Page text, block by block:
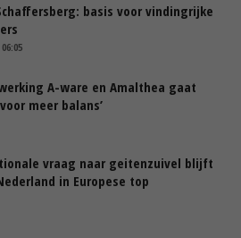
basis voor vindingrijke
A-ware en Amalthea gaat
meer balans’
vraag naar geitenzuivel blijft
in Europese top